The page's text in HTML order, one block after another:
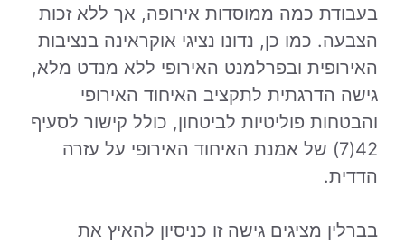
בעבודת כמה ממוסדות אירופה, אך ללא זכות
הצבעה. כמו כן, נדונו נציגי אוקראינה בנציבות
האירופית ובפרלמנט האירופי ללא מנדט מלא,
גישה הדרגתית לתקציב האיחוד האירופי
והבטחות פוליטיות לביטחון, כולל קישור לסעיף
42(7) של אמנת האיחוד האירופי על עזרה
הדדית.
בברלין מציגים גישה זו כניסיון להאיץ את